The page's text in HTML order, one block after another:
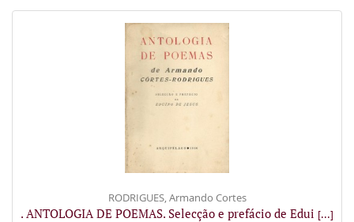
RODRIGUES, Armando Cortes
. ANTOLOGIA DE POEMAS. Selecção e prefácio de Edui [...]